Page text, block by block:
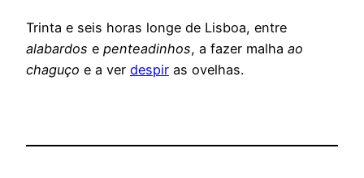
Trinta e seis horas longe de Lisboa, entre
alabardos e penteadinhos, a fazer malha ao
chaguço e a ver despir as ovelhas.